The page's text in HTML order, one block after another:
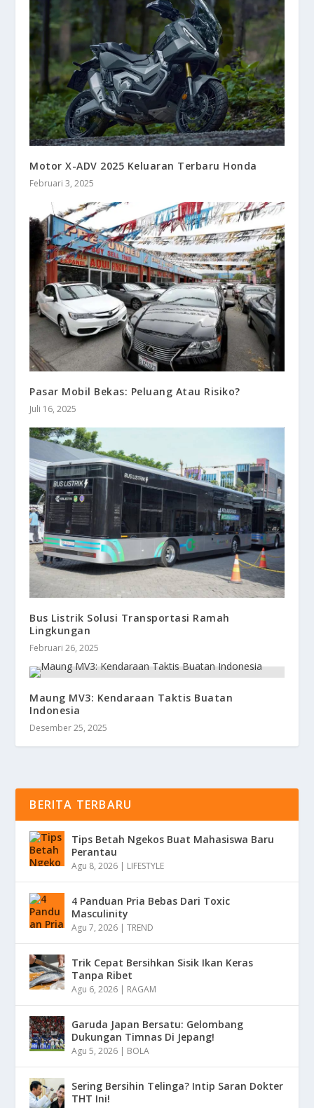
Motor X-ADV 2025 Keluaran Terbaru Honda
Februari 3, 2025
Pasar Mobil Bekas: Peluang Atau Risiko?
Juli 16, 2025
Bus Listrik Solusi Transportasi Ramah
Lingkungan
Februari 26, 2025
Maung MV3: Kendaraan Taktis Buatan
Indonesia
Desember 25, 2025
BERITA TERBARU
Tips Betah Ngekos Buat Mahasiswa Baru
Perantau
Agu 8, 2026 | LIFESTYLE
4 Panduan Pria Bebas Dari Toxic
Masculinity
Agu 7, 2026 |TREND
Trik Cepat Bersihkan Sisik Ikan Keras
Tanpa Ribet
Agu 6, 2026 | RAGAM
Garuda Japan Bersatu: Gelombang
Dukungan Timnas Di Jepang!
Agu 5, 2026 | BOLA
Sering Bersihin Telinga? Intip Saran Dokter
THT Ini!